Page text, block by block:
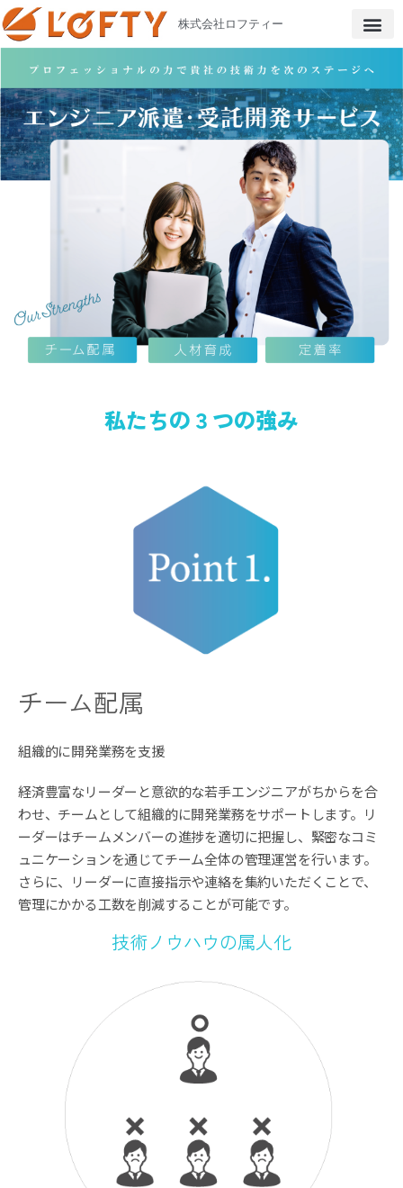
株式会社ロフティー
私たちの３つの強み
チーム配属
組織的に開発業務を支援
経済豊富なリーダーと意欲的な若手エンジニアがちからを合
わせ、チームとして組織的に開発業務をサポートします。 リ
ーダーはチームメンバーの進捗を適切に把握し、緊密なコミ
ュニケーションを通じてチーム全体の管理運営を行います。
さらに、リーダーに直接指示や連絡を集約いただくことで、
管理にかかる工数を削減することが可能です。
技術ノウハウの属人化